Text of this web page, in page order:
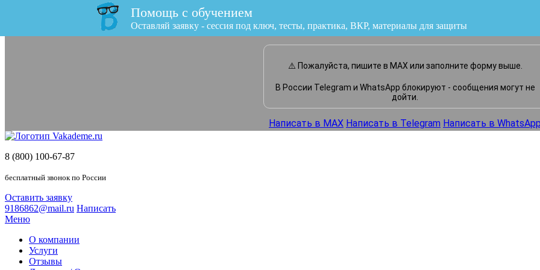
Помощь с обучением
Оставляй заявку - сессия под ключ, тесты, практика, ВКР
или напишите нам прямо сейчас
⚠️ Пожалуйста, пишите в MAX или заполните форму выше.
В России Telegram и WhatsApp блокируют - сообщения могут не
дойти.
Написать в MAX Написать в Telegram Написать в
8 (800) 100-67-87
бесплатный звонок по России
Оставить заявку
9186862@mail.ru Написать
Меню
О компании
Услуги
Отзывы